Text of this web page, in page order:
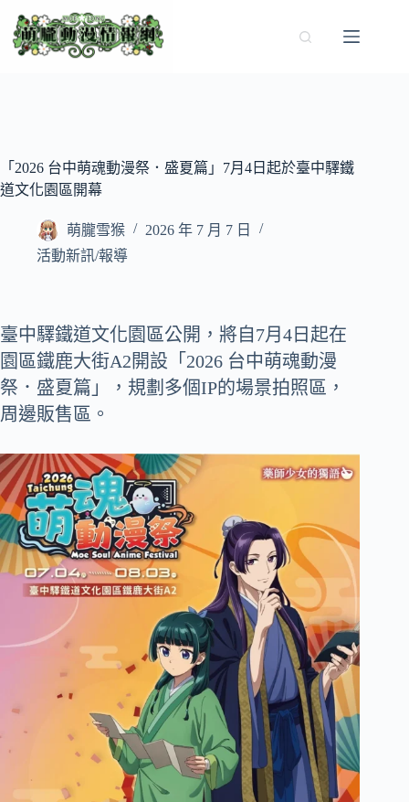
至
「2026 台中萌魂動漫祭．盛夏篇」7月4日起於臺中驛鐵
道文化園區開幕
萌朧雪猴
2026 年 7 月 7 日
活動新訊/報導
臺中驛鐵道文化園區公開，將自7月4日起在
園區鐵鹿大街A2開設「2026 台中萌魂動漫
祭．盛夏篇」，規劃多個IP的場景拍照區，
周邊販售區。